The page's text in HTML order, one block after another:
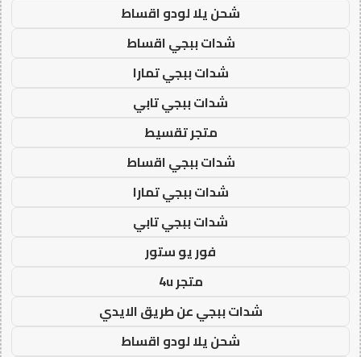
شحن يلا لودو اقساط
شدات ببجي اقساط
شدات ببجي تمارا
شدات ببجي تابي
متجر تقسيط
شدات ببجي اقساط
شدات ببجي تمارا
شدات ببجي تابي
فور يو ستور
متجر 4u
شدات ببجي عن طريق الايدي
شحن يلا لودو اقساط